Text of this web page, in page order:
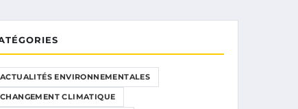
ACTUALITÉS ENVIRONNEMENTALES
CHANGEMENT CLIMATIQUE